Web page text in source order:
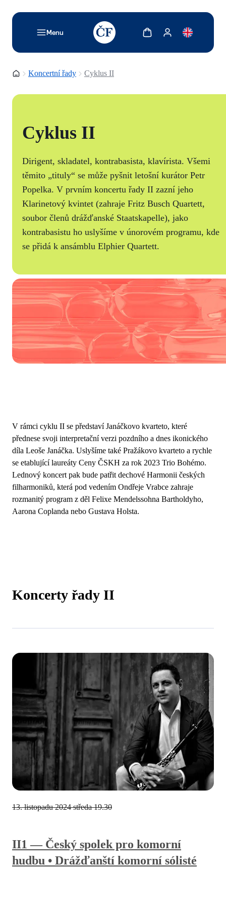
Menu
TODO: Add description for reader
Zobrazit košíkZobrazit můj účet
Domovská stránka
Koncertní řady Cyklus II
Cyklus II
Dirigent, skladatel, kontrabasista, klavírista. Všemi
těmito „tituly“ se může pyšnit letošní kurátor Petr
Popelka. V prvním koncertu řady II zazní jeho
Klarinetový kvintet (zahraje Fritz Busch Quartett,
soubor členů drážďanské Staatskapelle), jako
kontrabasistu ho uslyšíme v únorovém programu, kde
se přidá k ansámblu Elphier Quartett.
V rámci cyklu II se představí Janáčkovo kvarteto, které
přednese svoji interpretační verzi pozdního a dnes ikonického
díla Leoše Janáčka. Uslyšíme také Pražákovo kvarteto a rychle
se etablující laureáty Ceny ČSKH za rok 2023 Trio Bohémo.
Lednový koncert pak bude patřit dechové Harmonii českých
filharmoniků, která pod vedením Ondřeje Vrabce zahraje
rozmanitý program z děl Felixe Mendelssohna Bartholdyho,
Aarona Coplanda nebo Gustava Holsta.
Koncerty řady II
II1 — Český spolek pro komorní
hudbu • Drážďanští komorní sólisté
13. listopadu 2024 středa 19.30